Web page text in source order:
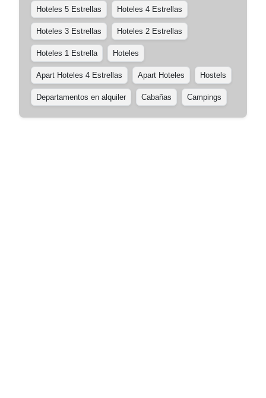
Hoteles 5 Estrellas Hoteles 4 Estrellas
Hoteles 3 Estrellas Hoteles 2 Estrellas
Hoteles 1 Estrella Hoteles
Apart Hoteles 4 Estrellas Apart Hoteles Hostels
Departamentos en alquiler Cabañas Campings